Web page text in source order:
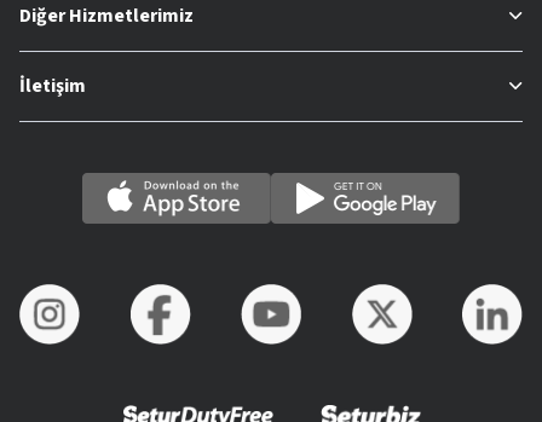
Diğer Hizmetlerimiz
İletişim